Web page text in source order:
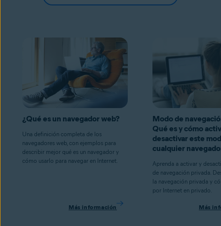
¿Qué es un navegador web?
Una definición completa de los
navegadores web, con ejemplos para
describir mejor qué es un navegador y
cómo usarlo para navegar en Internet.
Más información
Modo de
Qué es y cómo
desactivar este
cualquier
Aprenda a activar y
de navegación privada.
la navegación privada y
por Internet en privado.
Más